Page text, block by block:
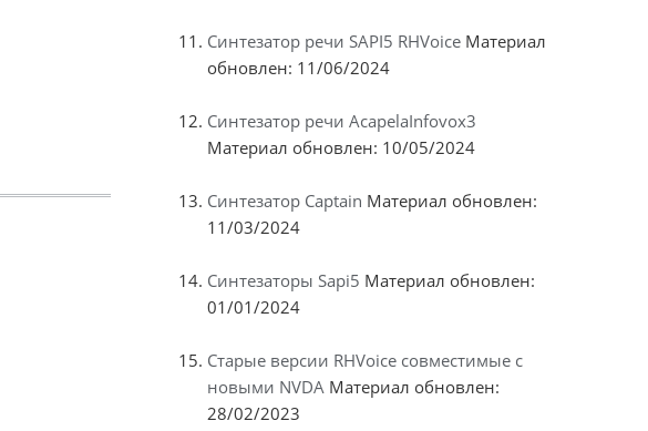
Синтезатор речи SAPI5 RHVoice Материал
обновлен: 11/06/2024
Синтезатор речи AcapelaInfovox3
Материал обновлен: 10/05/2024
Синтезатор Captain Материал обновлен:
11/03/2024
Синтезаторы Sapi5 Материал обновлен:
01/01/2024
Старые версии RHVoice совместимые с
новыми NVDA Материал обновлен:
28/02/2023